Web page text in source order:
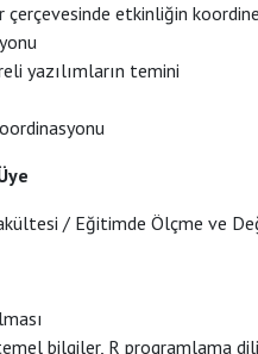
etkinliğin
yazılımların temini
/ Eğitimde Ölçme ve
bilgiler, R programlama dili